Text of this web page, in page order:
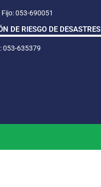
Fijo: 053-690051
DE RIESGO DE DESASTRES
053-635379